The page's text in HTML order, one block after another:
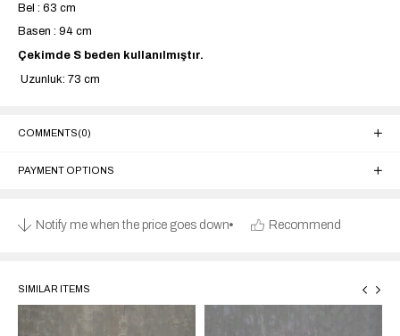
Bel : 63 cm
Basen : 94 cm
Çekimde S beden kullanılmıştır.
Uzunluk: 73 cm
COMMENTS(0)
PAYMENT OPTIONS
Notify me when the price goes down Recommend
SIMILAR ITEMS